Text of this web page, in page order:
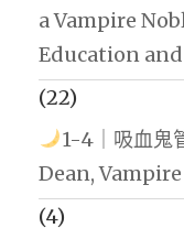
a Vampire
Education
(22)
1-4｜吸血鬼
Dean,
(4)